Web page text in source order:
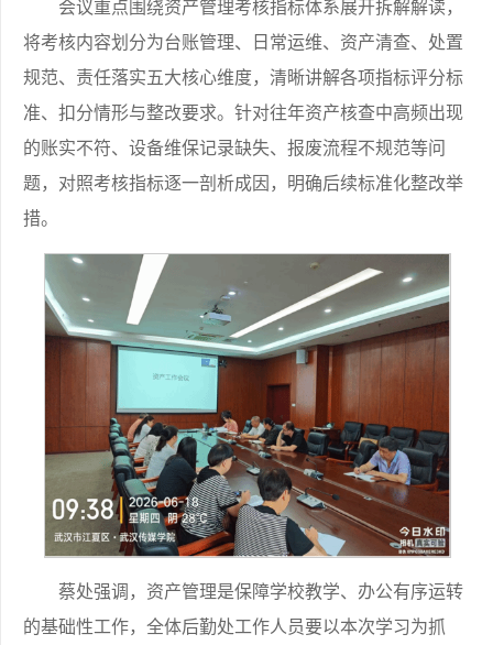
会议重点围绕资产管理考核指标体系展开拆解解读，
将考核内容划分为台账管理、日常运维、资产清查、处置
规范、责任落实五大核心维度，清晰讲解各项指标评分标
准、扣分情形与整改要求。针对往年资产核查中高频出现
的账实不符、设备维保记录缺失、报废流程不规范等问
题，对照考核指标逐一剖析成因，明确后续标准化整改举
措。
蔡处强调，资产管理是保障学校教学、办公有序运转
的基础性工作，全体后勤处工作人员要以本次学习为抓